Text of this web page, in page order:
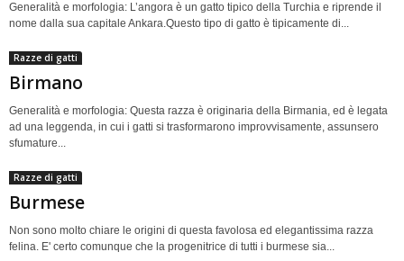
Generalità e morfologia: L’angora è un gatto tipico della Turchia e riprende il
nome dalla sua capitale Ankara.Questo tipo di gatto è tipicamente di...
Razze di gatti
Birmano
Generalità e morfologia: Questa razza è originaria della Birmania, ed è legata
ad una leggenda, in cui i gatti si trasformarono improvvisamente, assunsero
sfumature...
Razze di gatti
Burmese
Non sono molto chiare le origini di questa favolosa ed elegantissima razza
felina. E' certo comunque che la progenitrice di tutti i burmese sia...